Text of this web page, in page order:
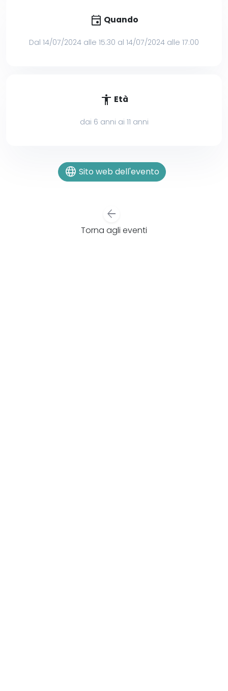
event Quando
Dal 14/07/2024 alle 15:30 al 14/07/2024 alle 17:00
accessibility Età
dai 6 anni ai 11 anni
language Sito web dell'evento
arrow_back
Torna agli eventi